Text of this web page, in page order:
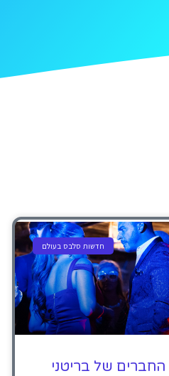
חדשות סלבס בעולם
החברים של בריטני